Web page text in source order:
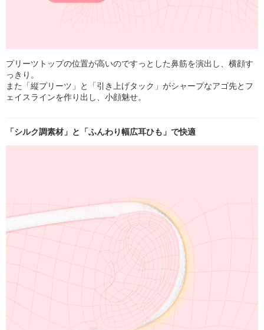
プリーツトップの位置が高いのですっとした鼻筋を演出し、横顔す
っきり。
また「縦プリーツ」と「引き上げタック」がシャープなアゴ先とフ
ェイスラインを作り出し、小顔魅せ。
「シルク調素材」と「ふんわり幅広耳ひも」で快適